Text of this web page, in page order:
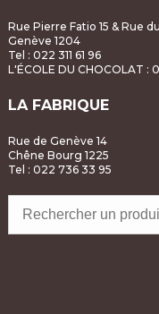
Rue Pierre Fatio 15 & Rue
Genève 1204
Tel : 022 311 61 96
L'ÉCOLE DU CHOCOLAT :
LA FABRIQUE
Rue de Genève 14
Chêne Bourg 1225
Tel : 022 736 33 95